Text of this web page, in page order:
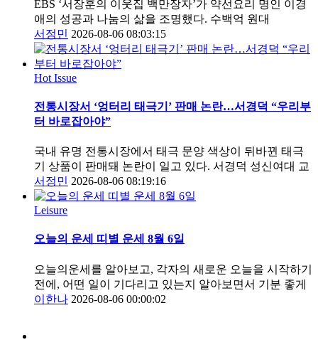
EBS ‘서장훈의 이웃집 백만장자’가 약선요리 명인 이경
애의 성공과 나눔의 삶을 조명했다. 수백억 원대
서정민 2026-08-06 08:03:15
Hot Issue
전통시장서 ‘엉터리 태극기’ 판매 논란…서경덕 “우리부
터 바로잡아야”
국내 유명 전통시장에서 태극 문양 색상이 뒤바뀐 태극
기 상품이 판매돼 논란이 일고 있다. 서경덕 성신여대 교
서정민 2026-08-06 08:19:16
Leisure
오늘의 운세 띠별 운세 8월 6일
오늘의운세를 알아보고, 각자의 새로운 오늘을 시작하기
전에, 어떤 일이 기다리고 있는지 알아보면서 기분 좋게
이한나 2026-08-06 00:00:02